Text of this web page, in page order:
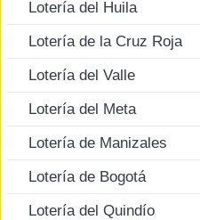
Lotería del Huila
Lotería de la Cruz Roja
Lotería del Valle
Lotería del Meta
Lotería de Manizales
Lotería de Bogotá
Lotería del Quindío